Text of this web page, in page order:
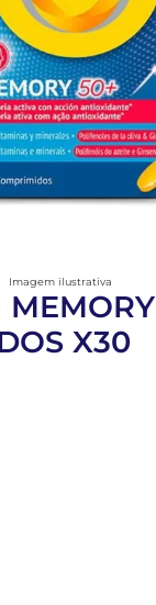
Imagem ilustrativa
X30